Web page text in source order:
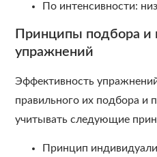
По интенсивности:
Принципы подбора и
упражнений
Эффективность
правильного их подбора и
учитывать следующие
Принцип